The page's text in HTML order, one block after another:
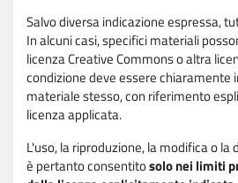
Salvo diversa indicazione espressa,
In alcuni casi, specifici materiali
licenza Creative Commons o altra
condizione deve essere chiaramente
materiale stesso, con riferimento
licenza applicata.
L'uso, la riproduzione, la modifica o
è pertanto consentitosolo nei limiti